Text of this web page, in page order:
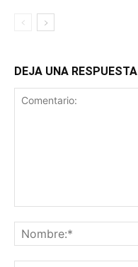
DEJA UNA RESPUESTA